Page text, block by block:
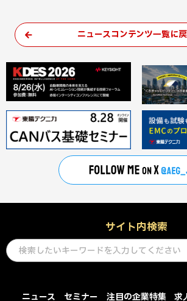
ニュースコンテンツ一覧に
サイト内検索
ニュース セミナー 注目の企業特集 求